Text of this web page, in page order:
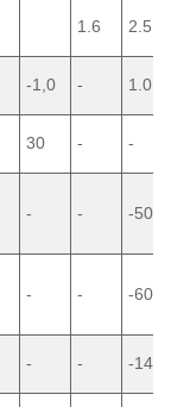
1.6 2.5
-1,0 - 1.0
30 - -
- - -50
- - -60
- - -145